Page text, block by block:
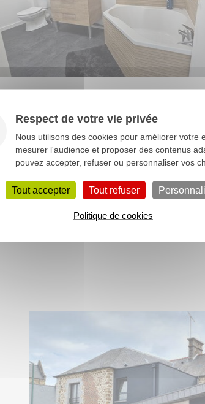
Respect de votre vie privée
Nous utilisons des cookies pour améliorer votre
mesurer l'audience et proposer des contenus
pouvez accepter, refuser ou personnaliser vos
Tout accepter Tout refuser
Politique de cookies